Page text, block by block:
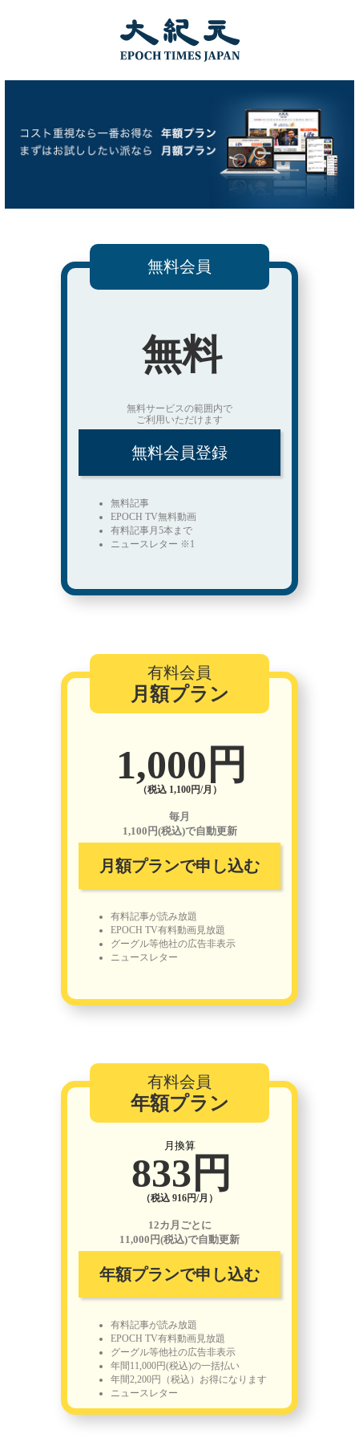
無料会員
無料
無料サービスの範囲内で
ご利用いただけます
無料会員登録
無料記事
EPOCH TV無料動画
有料記事月5本まで
ニュースレター ※1
有料会員
月額プラン
1,000円
（税込 1,100円/月）
毎月
1,100円(税込)で自動更新
月額プランで申し込む
有料記事が読み放題
EPOCH TV有料動画見放題
グーグル等他社の広告非表示
ニュースレター
有料会員
年額プラン
月換算
833円
（税込 916円/月）
12カ月ごとに
11,000円(税込)で自動更新
年額プランで申し込む
有料記事が読み放題
EPOCH TV有料動画見放題
グーグル等他社の広告非表示
年間11,000円(税込)の一括払い
年間2,200円（税込）お得になります
ニュースレター